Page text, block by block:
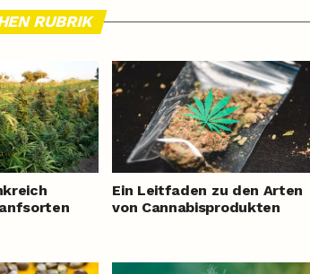
RUBRIK
Ein Leitfaden zu den Arten
von Cannabisprodukten